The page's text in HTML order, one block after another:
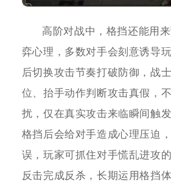
高阶对战中，格挡还能用
弈心理，多数对手会刻意诱导
后切换攻击节奏打破防御，战
位、抬手动作判断攻击真假，
扰，仅在真实攻击来临瞬间触
格挡后会给对手造成心理压迫
误，玩家可抓住对手慌乱进攻
反击完成反杀，长期运用格挡